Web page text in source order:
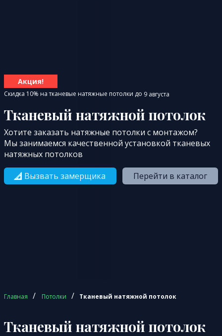
Акция!
Скидка 10% на тканевые натяжные потолки до 9 августа
Тканевый натяжной потолок
Хотите заказать натяжные потолки с монтажом?
Мы занимаемся качественной установкой тканевых
натяжных потолков
Вызвать замерщика
Перейти в каталог
Главная / Потолки / Тканевый натяжной потолок
Тканевый натяжной потолок